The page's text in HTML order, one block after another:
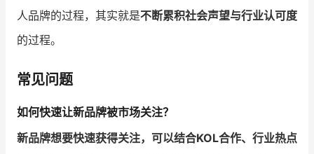
人品牌的过程，其实就是不断累积社会声望与行业认可度
的过程。
常见问题
如何快速让新品牌被市场关注？
新品牌想要快速获得关注，可以结合KOL合作、行业热点